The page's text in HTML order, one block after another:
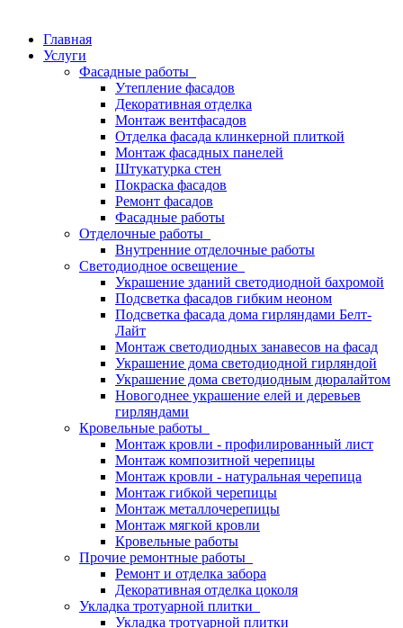
Главная
Услуги
Фасадные работы
Утепление фасадов
Декоративная отделка
Монтаж вентфасадов
Отделка фасада клинкерной плиткой
Монтаж фасадных панелей
Штукатурка стен
Покраска фасадов
Ремонт фасадов
Фасадные работы
Отделочные работы
Внутренние отделочные работы
Светодиодное освещение
Украшение зданий светодиодной бахромой
Подсветка фасадов гибким неоном
Подсветка фасада дома гирляндами Белт-
Лайт
Монтаж светодиодных занавесов на фасад
Украшение дома светодиодной гирляндой
Украшение дома светодиодным дюралайтом
Новогоднее украшение елей и деревьев
гирляндами
Кровельные работы
Монтаж кровли - профилированный лист
Монтаж композитной черепицы
Монтаж кровли - натуральная черепица
Монтаж гибкой черепицы
Монтаж металлочерепицы
Монтаж мягкой кровли
Кровельные работы
Прочие ремонтные работы
Ремонт и отделка забора
Декоративная отделка цоколя
Укладка тротуарной плитки
Укладка тротуарной плитки